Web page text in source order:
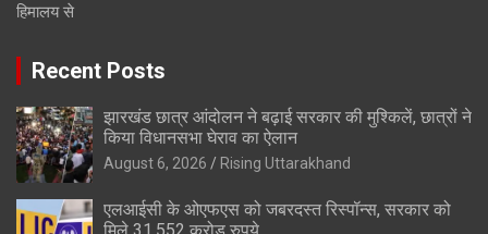
हिमालय से
Recent Posts
झारखंड छात्र आंदोलन ने बढ़ाई सरकार की मुश्किलें, छात्रों ने
किया विधानसभा घेराव का ऐलान
August 6, 2026 Rising Uttarakhand
एलआईसी के ओएफएस को जबरदस्त रिस्पॉन्स, सरकार को